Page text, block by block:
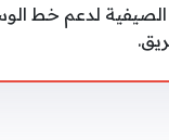
لدعم خط